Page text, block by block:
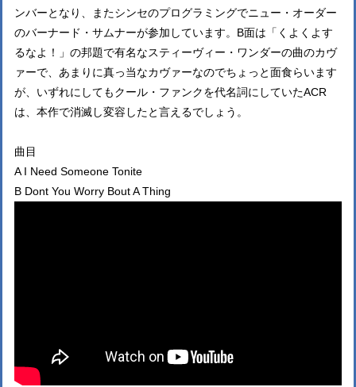
ンバーとなり、またシンセのプログラミングでニュー・オーダー
のバーナード・サムナーが参加しています。B面は「くよくよす
るなよ！」の邦題で有名なスティーヴィー・ワンダーの曲のカヴ
ァーで、あまりに真っ当なカヴァーなのでちょっと面食らいます
が、いずれにしてもクール・ファンクを代名詞にしていたACR
は、本作で消滅し変容したと言えるでしょう。
曲目
A I Need Someone Tonite
B Dont You Worry Bout A Thing